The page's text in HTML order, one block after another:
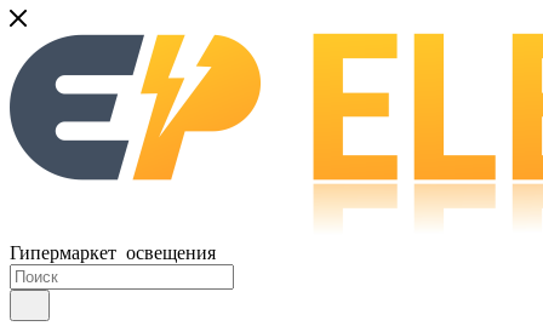
Гипермаркет освещения